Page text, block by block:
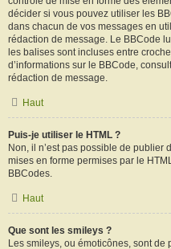
décider si vous pouvez utiliser les
dans chacun de vos messages en
rédaction de message. Le BBCode
les balises sont incluses entre
d’informations sur le BBCode,
rédaction de message.
Haut
Puis-je utiliser le HTML ?
Non, il n’est pas possible de publier
mises en forme permises par le
BBCodes.
Haut
Que sont les smileys ?
Les smileys, ou émoticônes, sont